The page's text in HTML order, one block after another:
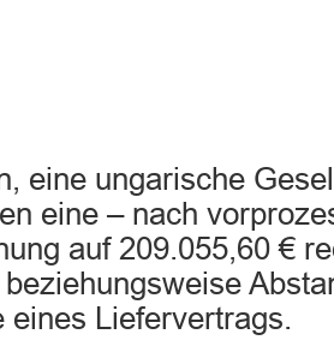
eine ungarische
eine – nach
auf 209.055,60 €
eines Liefervertrags.